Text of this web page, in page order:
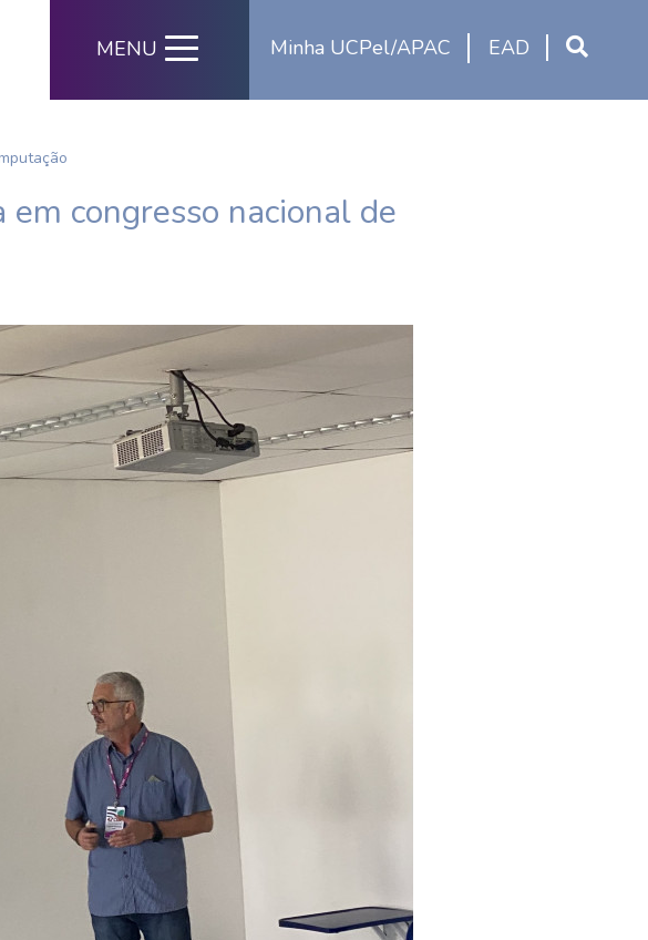
Minha UCPel/APAC EAD
MENU
congresso nacional de